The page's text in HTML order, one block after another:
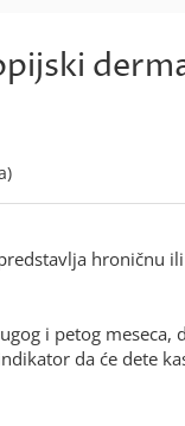
hroničnu
i petog
da će dete